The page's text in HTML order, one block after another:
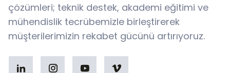
çözümleri; teknik destek, akademi eğitimi ve
mühendislik tecrübemizle birleştirerek
müşterilerimizin rekabet gücünü artırıyoruz.